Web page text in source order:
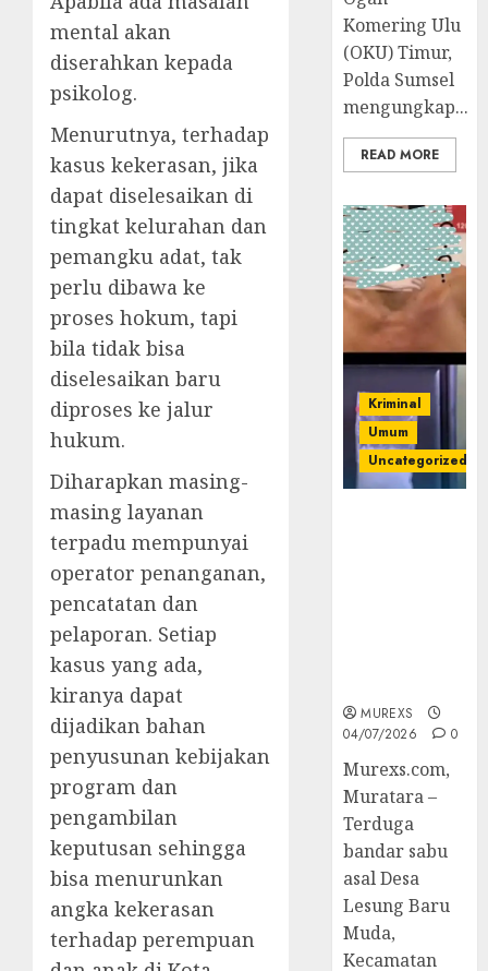
mental akan
diserahkan kepada
psikolog.
Menurutnya, terhadap
kasus kekerasan, jika
dapat diselesaikan di
tingkat kelurahan dan
pemangku adat, tak
perlu dibawa ke
proses hokum, tapi
bila tidak bisa
diselesaikan baru
diproses ke jalur
hukum.
Diharapkan masing-
masing layanan
terpadu mempunyai
operator penanganan,
pencatatan dan
pelaporan. Setiap
kasus yang ada,
kiranya dapat
dijadikan bahan
penyusunan kebijakan
program dan
pengambilan
keputusan sehingga
bisa menurunkan
angka kekerasan
terhadap perempuan
Komering Ulu
(OKU) Timur,
Polda Sumsel
mengungkap...
READ MORE
Kriminal
Umum
Uncategorized
MUREXS
04/07/2026
0
Murexs.com,
Muratara –
Terduga
bandar sabu
asal Desa
Lesung Baru
Muda,
Kecamatan